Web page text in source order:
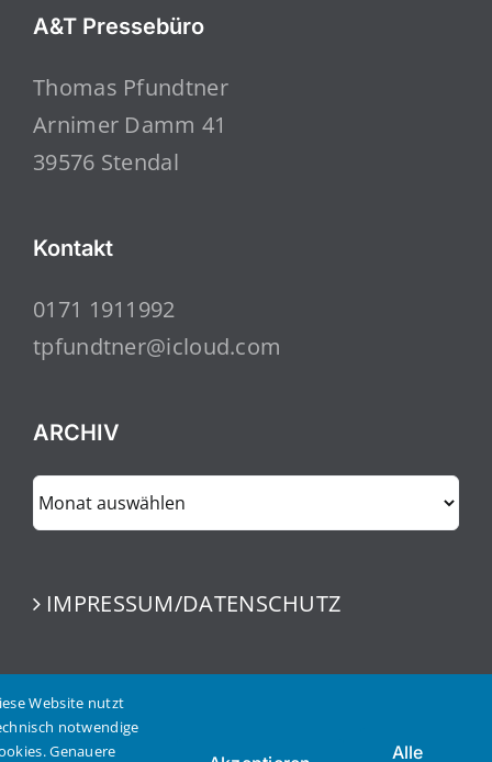
A&T Pressebüro
Thomas Pfundtner
Arnimer Damm 41
39576 Stendal
Kontakt
0171 1911992
tpfundtner@icloud.com
ARCHIV
ARCHIV
IMPRESSUM/DATENSCHUTZ
Website nutzt
notwendige
Genauere
Alle